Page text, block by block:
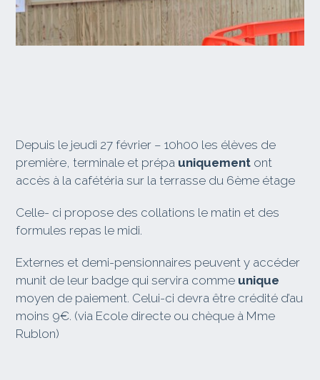
Depuis le jeudi 27 février – 10h00 les élèves de
première, terminale et prépa uniquement ont
accès à la cafétéria sur la terrasse du 6ème étage
Celle- ci propose des collations le matin et des
formules repas le midi.
Externes et demi-pensionnaires peuvent y accéder
munit de leur badge qui servira comme unique
moyen de paiement. Celui-ci devra être crédité d’au
moins 9€. (via Ecole directe ou chèque à Mme
Rublon)